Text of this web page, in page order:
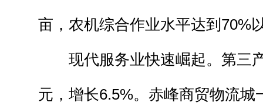
亩，农机综合作业水平达到70%
现代服务业快速崛起。第三
元，增长6.5%。赤峰商贸物流城